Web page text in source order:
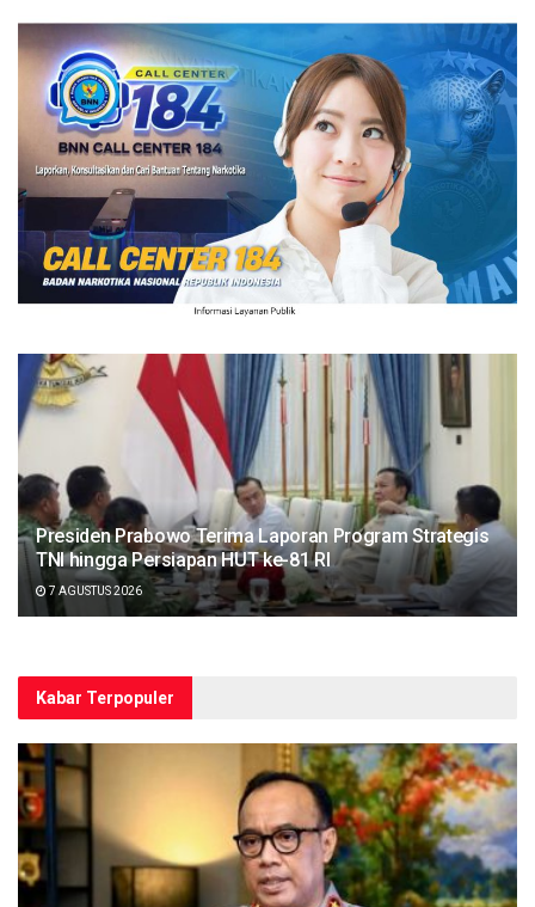
Presiden Prabowo Terima Laporan Program Strategis
TNI hingga Persiapan HUT ke-81 RI
7 AGUSTUS 2026
Kabar Terpopuler